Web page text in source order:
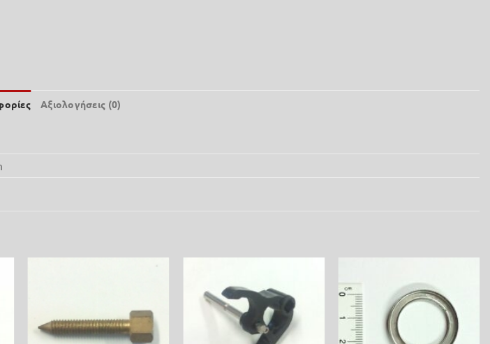
Αξιολογήσεις (0)
στη λίστα
επιθυμίας
Προσθήκη
στη λίστα
επιθυμίας
Προσθήκη
στη λίστα
επιθυμίας